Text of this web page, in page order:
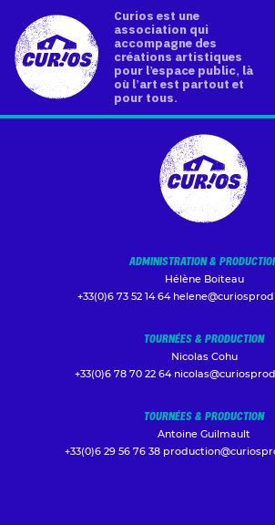
Curios est une
association qui
accompagne des
créations artistiques
pour l’espace public, là
où l’art est partout et
pour tous.
ADMINISTRATION &
Hélène Boiteau
+33(0)6 73 52 14 64
TOURNÉES & PRODUCTION
Nicolas Cohu
+33(0)6 78 70 22 64
TOURNÉES & PRODUCTION
Antoine Guilmault
+33(0)6 29 56 76 38